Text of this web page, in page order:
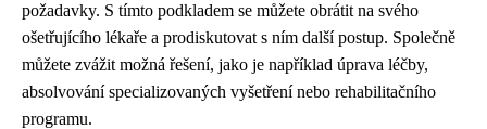
požadavky. S tímto podkladem se můžete obrátit na svého
ošetřujícího lékaře a prodiskutovat s ním další postup. Společně
můžete zvážit možná řešení, jako je například úprava léčby,
absolvování specializovaných vyšetření nebo rehabilitačního
programu.